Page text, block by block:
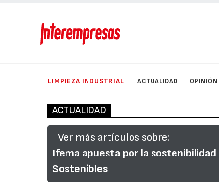
LIMPIEZA INDUSTRIAL ACTUALIDAD OPINIÓN
ACTUALIDAD
Ver más artículos sobre:
Ifema apuesta por la
Sostenibles